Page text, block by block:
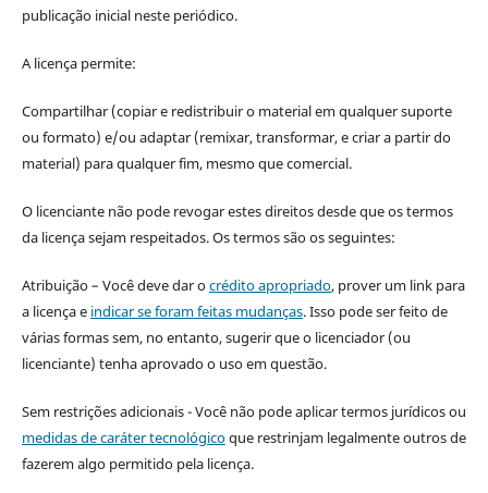
publicação inicial neste periódico.
A licença permite:
Compartilhar (copiar e redistribuir o material em qualquer suporte
ou formato) e/ou adaptar (remixar, transformar, e criar a partir do
material) para qualquer fim, mesmo que comercial.
O licenciante não pode revogar estes direitos desde que os termos
da licença sejam respeitados. Os termos são os seguintes:
Atribuição – Você deve dar ocrédito apropriado, prover um link para
a licença e indicar se foram feitas mudanças. Isso pode ser feito de
várias formas sem, no entanto, sugerir que o licenciador (ou
licenciante) tenha aprovado o uso em questão.
Sem restrições adicionais - Você não pode aplicar termos jurídicos ou
medidas de caráter tecnológicoque restrinjam legalmente outros de
fazerem algo permitido pela licença.